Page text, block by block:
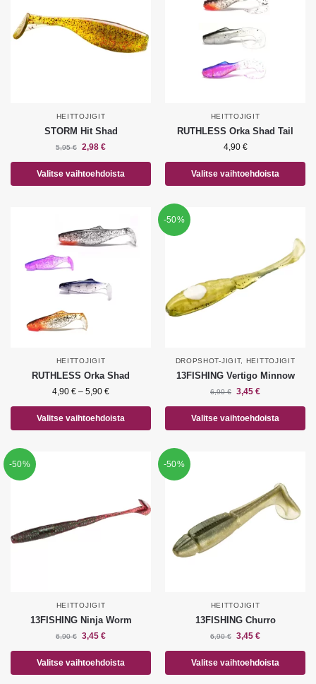
HEITTOJIGIT
STORM Hit Shad
5,95€ 2,98 €
Valitse vaihtoehdoista
HEITTOJIGIT
RUTHLESS Orka Shad Tail
4,90 €
Valitse vaihtoehdoista
HEITTOJIGIT
RUTHLESS Orka Shad
4,90 € – 5,90 €
Valitse vaihtoehdoista
-50%
DROPSHOT-JIGIT, HEITTOJIGIT
13FISHING Vertigo Minnow
6,90€ 3,45 €
Valitse vaihtoehdoista
-50%
HEITTOJIGIT
13FISHING Ninja Worm
6,90€ 3,45 €
Valitse vaihtoehdoista
-50%
HEITTOJIGIT
13FISHING Churro
6,90€ 3,45 €
Valitse vaihtoehdoista